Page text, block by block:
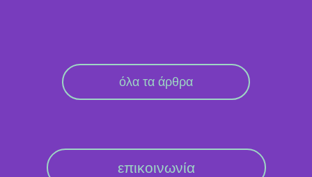
όλα τα άρθρα
επικοινωνία